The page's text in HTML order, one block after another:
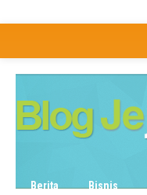
Tentang
Berita Bisnis